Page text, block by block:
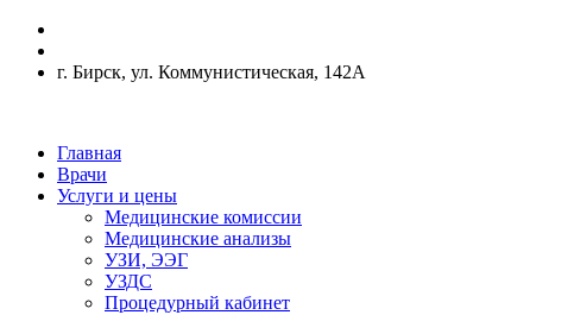
г. Бирск, ул. Коммунистическая, 142А
Главная
Врачи
Услуги и цены
Медицинские комиссии
Медицинские анализы
УЗИ, ЭЭГ
УЗДС
Процедурный кабинет